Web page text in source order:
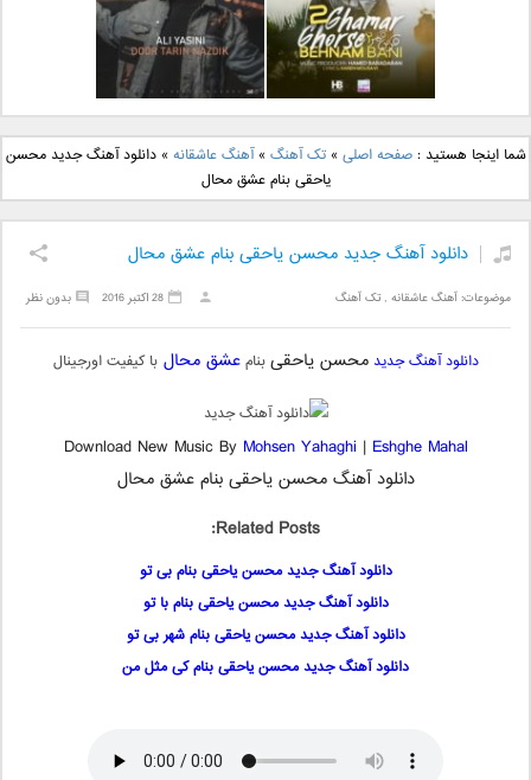
دانلود آهنگ جدید بهنام
بانی بنام قرص قمر 2
دانلود آهنگ جدید علی
یاسینی بنام دورترین نزدیک
شما اینجا هستید :صفحه اصلی »تک آهنگ »آهنگ عاشقانه »دانلود آهنگ جدید محسن
یاحقی بنام عشق محال
دانلود آهنگ جدید محسن یاحقی بنام عشق محال
موضوعات:آهنگ عاشقانه ,تک آهنگ بدون نظر 28 اکتبر 2016
دانلود آهنگ جدید محسن یاحقیبنامعشق محال با کیفیت اورجینال
Download New Music By Mohsen Yahaghi | Eshghe Mahal
دانلود آهنگ محسن یاحقی بنام عشق محال
Related Posts:
دانلود آهنگ جدید محسن یاحقی بنام بی تو
دانلود آهنگ جدید محسن یاحقی بنام با تو
دانلود آهنگ جدید محسن یاحقی بنام شهر بی تو
دانلود آهنگ جدید محسن یاحقی بنام کی مثل من